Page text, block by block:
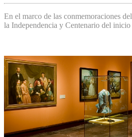
En el marco de las conmemoraciones
la Independencia y Centenario del